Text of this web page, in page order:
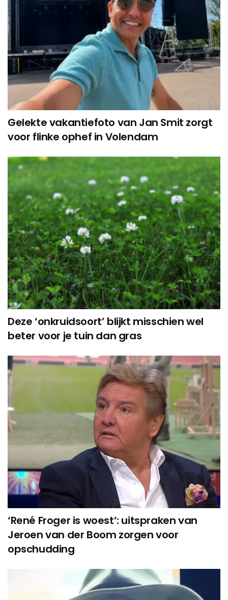
Gelekte vakantiefoto van Jan Smit zorgt
voor flinke ophef in Volendam
Deze ‘onkruidsoort’ blijkt misschien wel
beter voor je tuin dan gras
‘René Froger is woest’: uitspraken van
Jeroen van der Boom zorgen voor
opschudding